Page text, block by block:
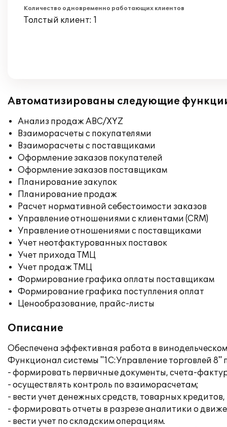
Количество одновременно работающих клиентов
Толстый клиент: 1
Автоматизированы следующие
Анализ продаж ABC/XYZ
Взаиморасчеты с покупателями
Взаиморасчеты с поставщиками
Оформление заказов покупателей
Оформление заказов поставщикам
Планирование закупок
Планирование продаж
Расчет нормативной себестоимости заказов
Управление отношениями с клиентами (CRM)
Управление отношениями с поставщиками
Учет неотфактурованных поставок
Учет прихода ТМЦ
Учет продаж ТМЦ
Формирование графика оплаты поставщикам
Формирование графика поступления оплат
Ценообразование, прайс-листы
Описание
Обеспечена эффективная работа в
Функционал системы "1С:Управление торговлей 8"
- формировать первичные документы, счета-
- осуществлять контроль по взаиморасчетам;
- вести учет денежных средств, товарных
- формировать отчеты в разрезе аналитики о
- вести учет по складским операциям.